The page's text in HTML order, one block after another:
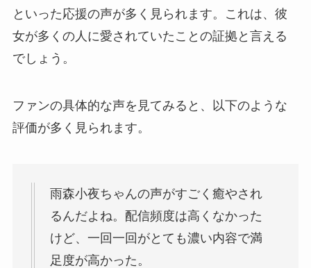
といった応援の声が多く見られます。これは、彼
女が多くの人に愛されていたことの証拠と言える
でしょう。
ファンの具体的な声を見てみると、以下のような
評価が多く見られます。
雨森小夜ちゃんの声がすごく癒やされ
るんだよね。配信頻度は高くなかった
けど、一回一回がとても濃い内容で満
足度が高かった。